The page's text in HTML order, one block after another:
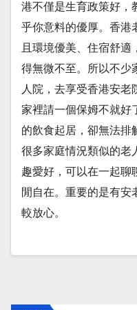
港不僅是生育政策好，
乎你意料的優厚。香港
且環境優美、住宿舒
得無微不至。所以不少
人院，去享受香港安老
家裡請一個保姆不就好
的飲食起居，卻無法排
很多家庭情況類似的老
趣愛好，可以在一起聊
閒自在。重要的是有安
較放心。